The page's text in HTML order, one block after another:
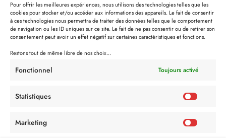
Pour offrir les meilleures expériences, nous utilisons des technologies telles que les
cookies pour stocker et/ou accéder aux informations des appareils. Le fait de consentir
à ces technologies nous permettra de traiter des données telles que le comportement
de navigation ou les ID uniques sur ce site. Le fait de ne pas consentir ou de retirer son
consentement peut avoir un effet négatif sur certaines caractéristiques et fonctions.
Restons tout de même libre de nos choix...
Fonctionnel Toujours activé
Statistiques
Marketing